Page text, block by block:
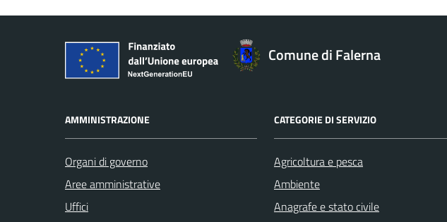
Comune di Falerna
AMMINISTRAZIONE
Organi di governo
Aree amministrative
Uffici
CATEGORIE DI SERVIZIO
Agricoltura e pesca
Ambiente
Anagrafe e stato civile